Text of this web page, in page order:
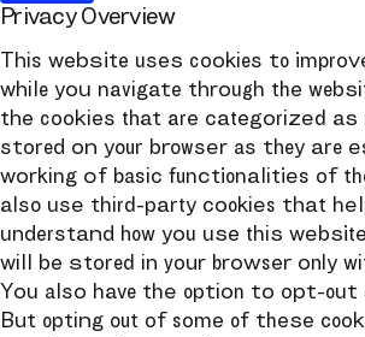
Privacy Overview
This website uses cookies to
while you navigate through the
the cookies that are categorized as
stored on your browser as they are
working of basic functionalities of
also use third-party cookies that
understand how you use this
will be stored in your browser only
You also have the option to opt-out
But opting out of some of these